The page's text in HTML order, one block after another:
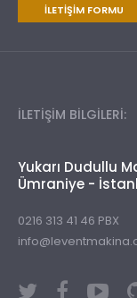
İLETIŞIM FORMU
İLETİŞİM BİLGİLERİ:
Yukarı Dudullu
Ümraniye -
0216 313 41 46 PBX